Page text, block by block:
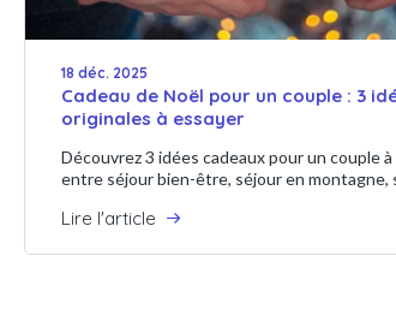
18 déc. 2025
Cadeau de Noël pour un couple : 3
originales à essayer
Découvrez 3 idées cadeaux pour un couple
entre séjour bien-être, séjour en montagne,
Lire l'article